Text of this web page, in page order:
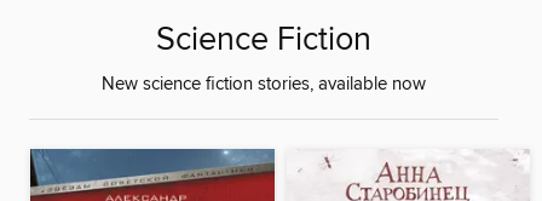
Science Fiction
New science fiction stories, available now